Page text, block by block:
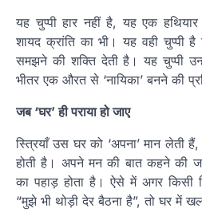
यह चुप्पी हार नहीं है, यह एक
शायद क्रांति का भी। यह वही चुप्पी
समझने की शक्ति देती है। यह चुप्पी
भीतर एक औरत से ‘नायिका’ बनने की
जब ‘घर’ ही पराया हो जाए
स्त्रियाँ उस घर को ‘अपना’ मान लेती
होती है। अपने मन की बात कहने की
का पहाड़ होता है। ऐसे में अगर किसी
“मुझे भी थोड़ी देर बैठना है”, तो घर में